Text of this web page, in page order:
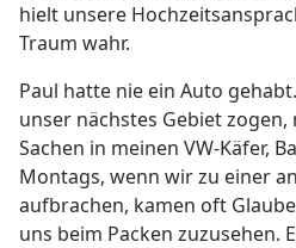
hielt unsere
Traum wahr.
Paul hatte nie ein Auto
unser nächstes Gebiet
Sachen in meinen VW-Käfer,
Montags, wenn wir zu einer
aufbrachen, kamen oft
uns beim Packen zuzusehen.